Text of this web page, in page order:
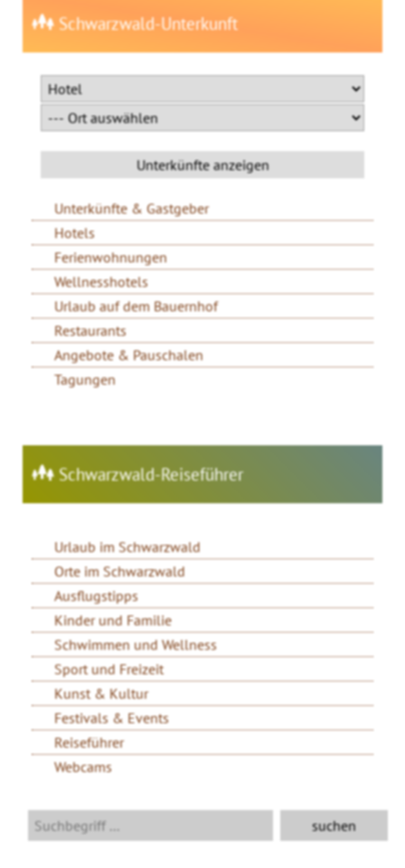
Schwarzwald-Unterkunft
Unterkünfte & Gastgeber
Hotels
Ferienwohnungen
Wellnesshotels
Urlaub auf dem Bauernhof
Restaurants
Angebote & Pauschalen
Tagungen
Schwarzwald-Reiseführer
Urlaub im Schwarzwald
Orte im Schwarzwald
Ausflugstipps
Kinder und Familie
Schwimmen und Wellness
Sport und Freizeit
Kunst & Kultur
Festivals & Events
Reiseführer
Webcams